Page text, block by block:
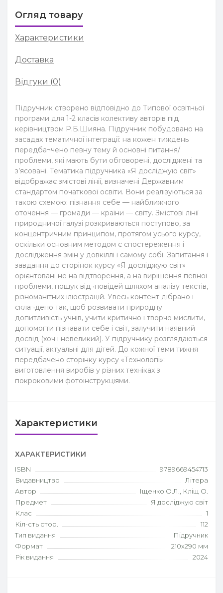
Огляд товару
Характеристики
Доставка
Відгуки (0)
Підручник створено відповідно до Типової освітньої
програми для 1-2 класів колективу авторів під
керівництвом Р.Б.Шияна. Підручник побудовано на
засадах тематичної інтеграції: на кожен тиждень
передба¬чено певну тему й основні питання/
проблеми, які мають бути обговорені, досліджені та
з’ясовані. Тематика підручника «Я досліджую світ»
відображає змістові лінії, визначені Державним
стандартом початкової освіти. Вони реалізуються за
такою схемою: пізнання себе — найближчого
оточення — громади — країни — світу. Змістові лінії
природничої галузі розкриваються поступово, за
концентричним принципом, протягом усього курсу,
оскільки основним методом є спостереження і
дослідження змін у довкіллі і самому собі. Запитання і
завдання до сторінок курсу «Я досліджую світ»
орієнтовані не на відтворення, а на вирішення певної
проблеми, пошук від¬повідей шляхом аналізу текстів,
різноманітних ілюстрацій. Увесь контент дібрано і
скла¬дено так, щоб розвивати природну
допитливість учнів, учити критично і творчо мислити,
допомогти пізнавати себе і світ, залучити наявний
досвід (хоч і невеликий). У підручнику розглядаються
ситуації, актуальні для дітей. До кожної теми тижня
передбачено сторінку курсу «Технології»:
виготовлення виробів у різних техніках з
покроковими фотоінструкціями.
Характеристики
ХАРАКТЕРИСТИКИ
ISBN
9789669454713
Видавництво
Літера
Автор
Іщенко О.Л., Кліщ О.
Предмет
Я досліджую світ
Клас
1
Кіл-сть стор.
112
Тип видання
Підручник
Формат
210х290 мм
Рік видання
2024